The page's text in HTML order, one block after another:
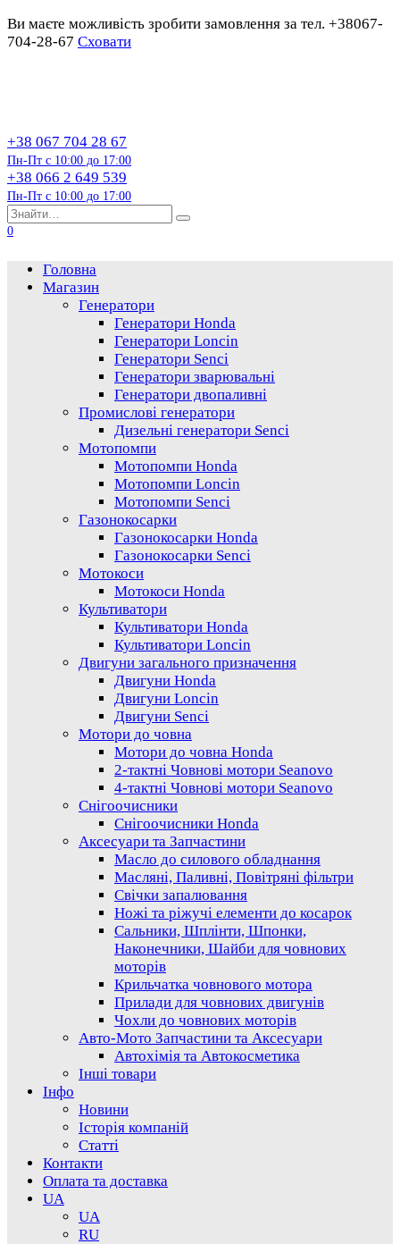
Ви маєте можливість зробити замовлення за тел. +38067-
704-28-67 Сховати
+38 067 704 28 67
Пн-Пт с 10:00 до 17:00
+38 066 2 649 539
Пн-Пт с 10:00 до 17:00
Пошук…
0
Головна
Магазин
Генератори
Генератори Honda
Генератори Loncin
Генератори Senci
Генератори зварювальні
Генератори двопаливні
Промислові генератори
Дизельні генератори Senci
Мотопомпи
Мотопомпи Honda
Мотопомпи Loncin
Мотопомпи Senci
Газонокосарки
Газонокосарки Honda
Газонокосарки Senci
Мотокоси
Мотокоси Honda
Культиватори
Культиватори Honda
Культиватори Loncin
Двигуни загального призначення
Двигуни Honda
Двигуни Loncin
Двигуни Senci
Мотори до човна
Мотори до човна Honda
2-тактні Човнові мотори Seanovo
4-тактні Човнові мотори Seanovo
Снігоочисники
Снігоочисники Honda
Аксесуари та Запчастини
Масло до силового обладнання
Масляні, Паливні, Повітряні фільтри
Свічки запалювання
Ножі та ріжучі елементи до косарок
Сальники, Шплінти, Шпонки,
Наконечники, Шайби для човнових
моторів
Крильчатка човнового мотора
Прилади для човнових двигунів
Чохли до човнових моторів
Авто-Мото Запчастини та Аксесуари
Автохімія та Автокосметика
Інші товари
Інфо
Новини
Історія компаній
Статті
Контакти
Оплата та доставка
UA
UA
RU